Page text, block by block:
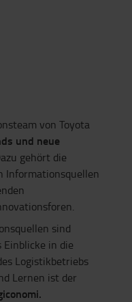
von Toyota
und neue
gehört die
Informationsquellen
sind
Einblicke in die
Logistikbetriebs
Lernen ist der